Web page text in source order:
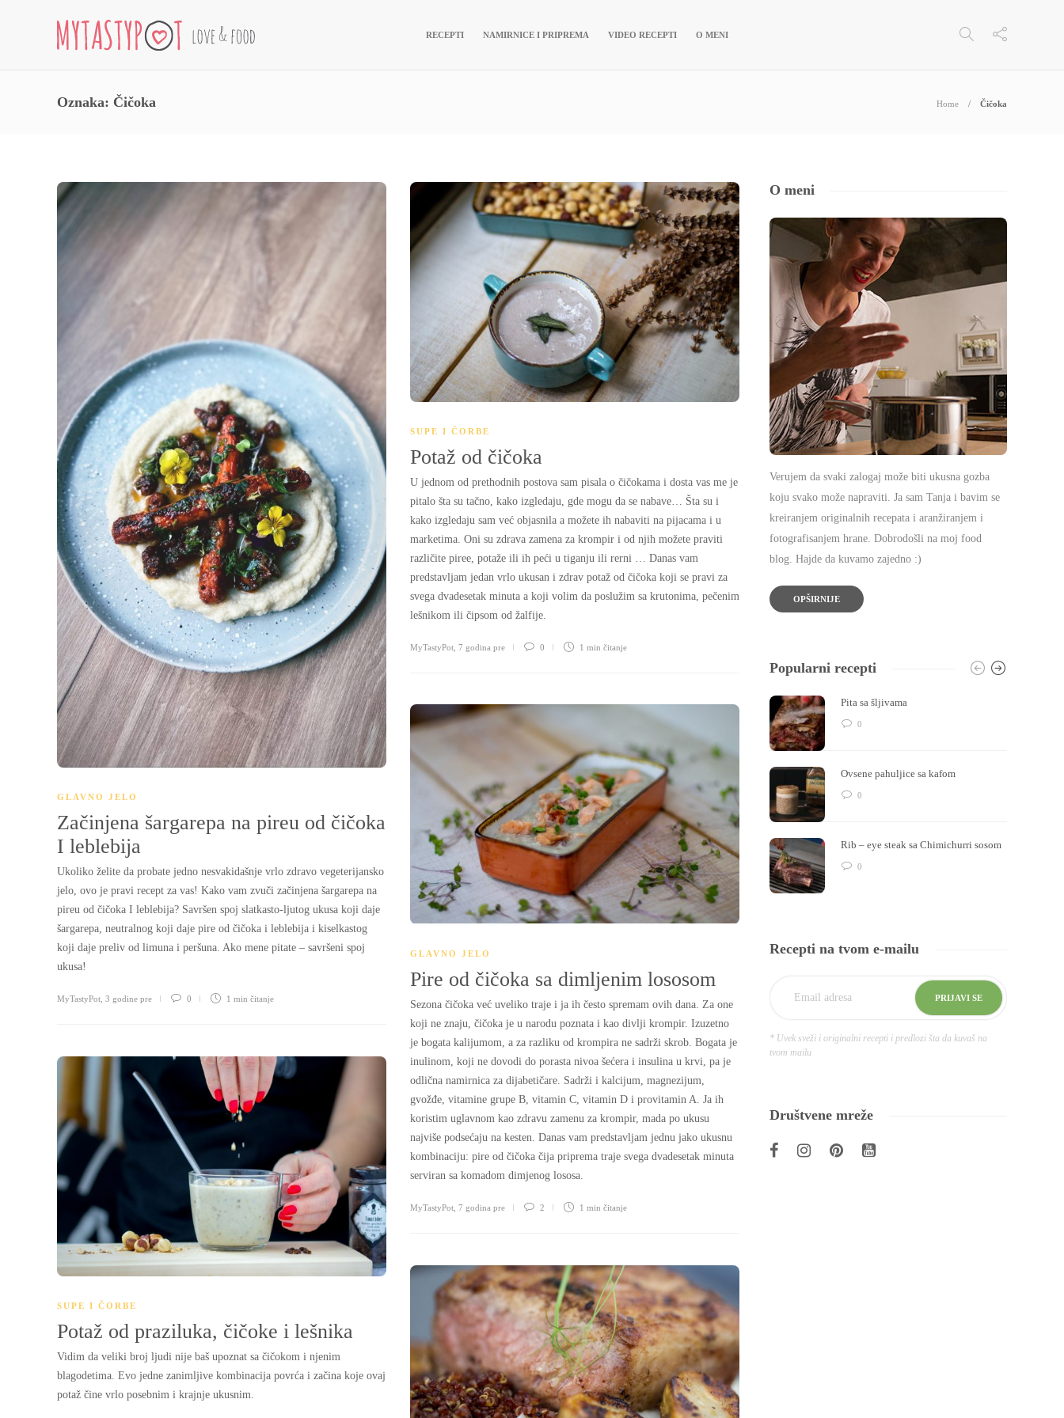
RECEPTI NAMIRNICE I PRIPREMA VIDEO RECEPTI O MENI
Oznaka: Čičoka Home Čičoka
GLAVNO JELO
Začinjena šargarepa na pireu od čičoka
I leblebija
Ukoliko želite da probate jedno nesvakidašnje vrlo zdravo vegeterijansko
jelo, ovo je pravi recept za vas! Kako vam zvuči začinjena šargarepa na
pireu od čičoka I leblebija? Savršen spoj slatkasto-ljutog ukusa koji daje
šargarepa, neutralnog koji daje pire od čičoka i leblebija i kiselkastog
koji daje preliv od limuna i peršuna. Ako mene pitate – savršeni spoj
ukusa!
MyTastyPot 3 godine pre 0 1 min čitanje
SUPE I ČORBE
Potaž od čičoka
U jednom od prethodnih postova sam pisala o čičokama i dosta vas me je
pitalo šta su tačno, kako izgledaju, gde mogu da se nabave… Šta su i
kako izgledaju sam već objasnila a možete ih nabaviti na pijacama i u
marketima. Oni su zdrava zamena za krompir i od njih možete praviti
različite piree, potaže ili ih peći u tiganju ili rerni … Danas vam
predstavljam jedan vrlo ukusan i zdrav potaž od čičoka koji se pravi za
svega dvadesetak minuta a koji volim da poslužim sa krutonima, pečenim
lešnikom ili čipsom od žalfije.
MyTastyPot 7 godina pre 0 1 min čitanje
GLAVNO JELO
Pire od čičoka sa dimljenim lososom
Sezona čičoka već uveliko traje i ja ih često spremam ovih dana. Za one
koji ne znaju, čičoka je u narodu poznata i kao divlji krompir. Izuzetno
je bogata kalijumom, a za razliku od krompira ne sadrži skrob. Bogata je
inulinom, koji ne dovodi do porasta nivoa šećera i insulina u krvi, pa je
odlična namirnica za dijabetičare. Sadrži i kalcijum, magnezijum,
gvožđe, vitamine grupe B, vitamin C, vitamin D i provitamin A. Ja ih
koristim uglavnom kao zdravu zamenu za krompir, mada po ukusu
najviše podsećaju na kesten. Danas vam predstavljam jednu jako ukusnu
kombinaciju: pire od čičoka čija priprema traje svega dvadesetak minuta
serviran sa komadom dimjenog lososa.
MyTastyPot 7 godina pre 2 1 min čitanje
SUPE I ČORBE
Potaž od praziluka, čičoke i lešnika
Vidim da veliki broj ljudi nije baš upoznat sa čičokom i njenim
blagodetima. Evo jedne zanimljive kombinacija povrća i začina koje ovaj
potaž čine vrlo posebnim i krajnje ukusnim.
O meni
Verujem da svaki zalogaj može biti ukusna gozba
koju svako može napraviti. Ja sam Tanja i bavim se
kreiranjem originalnih recepata i aranžiranjem i
fotografisanjem hrane. Dobrodošli na moj food
blog. Hajde da kuvamo zajedno :)
OPŠIRNIJE
Popularni recepti
Pita sa šljivama
0
Ovsene pahuljice sa kafom
0
Rib – eye steak sa Chimichurri sosom
0
Recepti na tvom e-mailu
* Uvek sveži i originalni recepti i predlozi šta da kuvaš na
tvom mailu
Društvene mreže